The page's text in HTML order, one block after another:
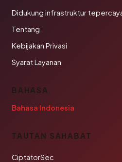
Didukung infrastruktur
Tentang
Kebijakan Privasi
Syarat Layanan
BAHASA
Bahasa Indonesia
TAUTAN SAHABAT
CiptatorSec